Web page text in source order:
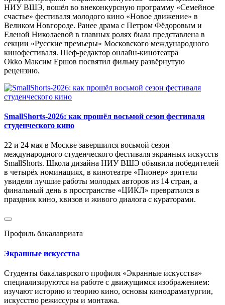
НИУ ВШЭ, вошёл во внеконкурсную программу «Семейное
счастье» фестиваля молодого кино «Новое движение» в
Великом Новгороде. Ранее драма с Петром Фёдоровым и
Еленой Николаевой в главных ролях была представлена в
секции «Русские премьеры» Московского международного
кинофестиваля. Шеф-редактор онлайн-кинотеатра
Okko Максим Ершов посвятил фильму развёрнутую
рецензию.
SmallShorts-2026: как прошёл восьмой сезон фестиваля
студенческого кино
22 и 24 мая в Москве завершился восьмой сезон
международного студенческого фестиваля экранных искусств
SmallShorts. Школа дизайна НИУ ВШЭ объявила победителей
в четырёх номинациях, в кинотеатре «Пионер» зрители
увидели лучшие работы молодых авторов из 14 стран, а
финальный день в пространстве «ЦИКЛ» превратился в
праздник кино, квизов и живого диалога с кураторами.
Профиль бакалавриата
Экранные искусства
Сту­денты бакалаврского профиля «Экранные искусства»
специализируются на работе с движущимся изображением:
изучают историю и теорию кино, основы кинодраматургии,
искусство режиссуры и монтажа.